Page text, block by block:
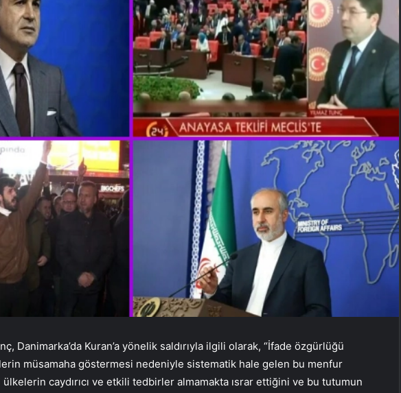
Danimarka’da Kuran’a yönelik saldırıyla ilgili olarak, “İfade özgürlüğü
müsamaha göstermesi nedeniyle sistematik hale gelen bu menfur
ülkelerin caydırıcı ve etkili tedbirler almamakta ısrar ettiğini ve bu tutumun